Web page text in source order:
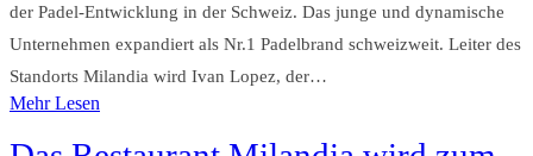
der Padel-Entwicklung in der Schweiz. Das junge und dynamische
Unternehmen expandiert als Nr.1 Padelbrand schweizweit. Leiter des
Standorts Milandia wird Ivan Lopez, der…
Mehr Lesen